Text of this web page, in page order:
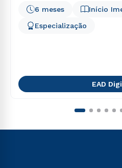
Início
6 meses
Especialização
EAD